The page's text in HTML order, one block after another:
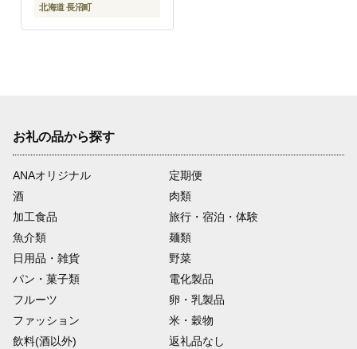
北海道 長沼町
お礼の品から探す
ANAオリジナル
定期便
酒
肉類
加工食品
旅行・宿泊・体験
魚介類
麺類
日用品・雑貨
野菜
パン・菓子類
電化製品
フルーツ
卵・乳製品
ファッション
米・穀物
飲料(酒以外)
返礼品なし